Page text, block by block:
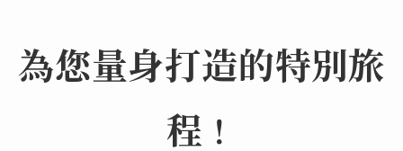
為您量身打造的特別旅
程 ！